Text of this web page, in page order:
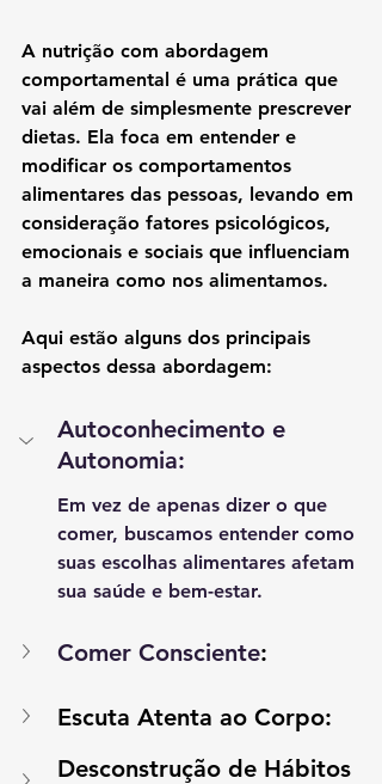
A nutrição com abordagem
comportamental é uma prática que
vai além de simplesmente prescrever
dietas. Ela foca em entender e
modificar os comportamentos
alimentares das pessoas, levando em
consideração fatores psicológicos,
emocionais e sociais que influenciam
a maneira como nos alimentamos.
Aqui estão alguns dos principais
aspectos dessa abordagem:
Autoconhecimento e
Autonomia:
Em vez de apenas dizer o que
comer, buscamos entender como
suas escolhas alimentares afetam
sua saúde e bem-estar.
Comer Consciente:
Escuta Atenta ao Corpo:
Desconstrução de Hábitos